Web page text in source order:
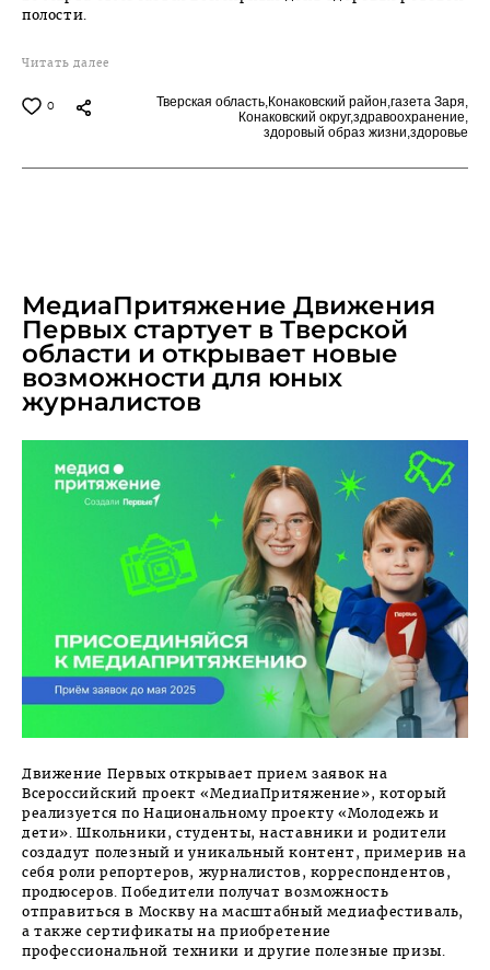
полости.
Читать далее
0 Тверская область,Конаковский район,газета Заря,
Конаковский округ,здравоохранение,
здоровый образ жизни,здоровье
МедиаПритяжение Движения
Первых стартует в Тверской
области и открывает новые
возможности для юных
журналистов
Движение Первых открывает прием заявок на
Всероссийский проект «МедиаПритяжение», который
реализуется по Национальному проекту «Молодежь и
дети». Школьники, студенты, наставники и родители
создадут полезный и уникальный контент, примерив на
себя роли репортеров, журналистов, корреспондентов,
продюсеров. Победители получат возможность
отправиться в Москву на масштабный медиафестиваль,
а также сертификаты на приобретение
профессиональной техники и другие полезные призы.